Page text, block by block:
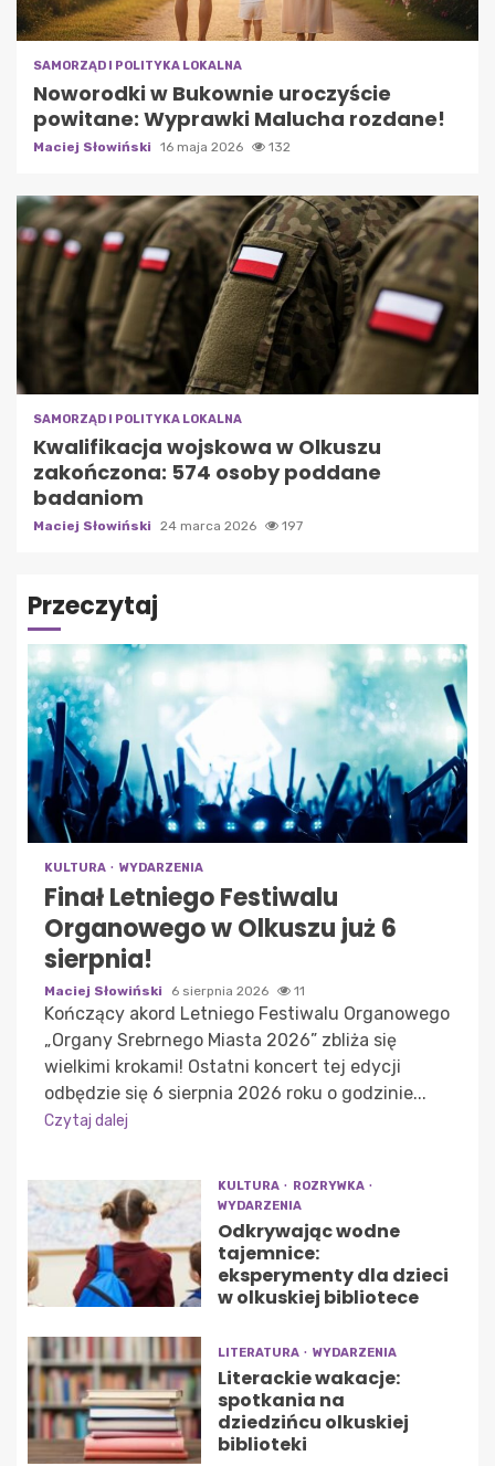
SAMORZĄD I POLITYKA LOKALNA
Noworodki w Bukownie uroczyście
powitane: Wyprawki Malucha rozdane!
Maciej Słowiński 16 maja 2026 132
SAMORZĄD I POLITYKA LOKALNA
Kwalifikacja wojskowa w Olkuszu
zakończona: 574 osoby poddane
badaniom
Maciej Słowiński 24 marca 2026 197
Przeczytaj
KULTURA WYDARZENIA
Finał Letniego Festiwalu
Organowego w Olkuszu już 6
sierpnia!
Maciej Słowiński 6 sierpnia 2026 11
Kończący akord Letniego Festiwalu Organowego
„Organy Srebrnego Miasta 2026” zbliża się
wielkimi krokami! Ostatni koncert tej edycji
odbędzie się 6 sierpnia 2026 roku o godzinie...
Czytaj dalej
KULTURA
ROZRYWKA
WYDARZENIA
Odkrywając wodne
tajemnice:
eksperymenty dla dzieci
w olkuskiej bibliotece
LITERATURA WYDARZENIA
Literackie wakacje:
spotkania na
dziedzińcu olkuskiej
biblioteki